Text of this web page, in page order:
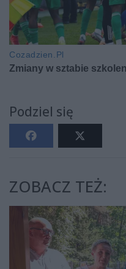
Podziel się
ZOBACZ TEŻ: